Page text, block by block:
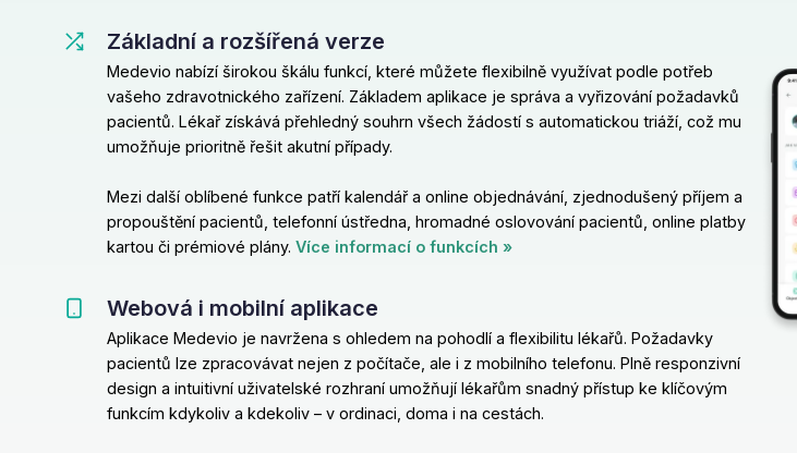
Základní a rozšířená verze
Medevio nabízí širokou škálu funkcí, které můžete flexibilně využívat podle potřeb
vašeho zdravotnického zařízení. Základem aplikace je správa a vyřizování požadavků
pacientů. Lékař získává přehledný souhrn všech žádostí s automatickou triáží, což mu
umožňuje prioritně řešit akutní případy.
Mezi další oblíbené funkce patří kalendář a online objednávání, zjednodušený příjem a
propouštění pacientů, telefonní ústředna, hromadné oslovování pacientů, online platby
kartou či prémiové plány. Více informací o funkcích »
Webová i mobilní aplikace
Aplikace Medevio je navržena s ohledem na pohodlí a flexibilitu lékařů. Požadavky
pacientů lze zpracovávat nejen z počítače, ale i z mobilního telefonu. Plně responzivní
design a intuitivní uživatelské rozhraní umožňují lékařům snadný přístup ke klíčovým
funkcím kdykoliv a kdekoliv – v ordinaci, doma i na cestách.